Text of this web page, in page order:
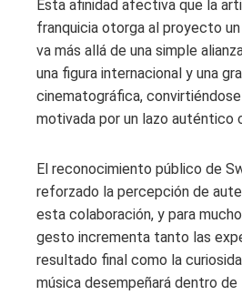
Esta afinidad afectiva que la
franquicia otorga al proyecto
va más allá de una simple
una figura internacional y una
cinematográfica,
motivada por un lazo auténtico
El reconocimiento público de
reforzado la percepción de
esta colaboración, y para
gesto incrementa tanto las
resultado final como la
música desempeñará dentro de